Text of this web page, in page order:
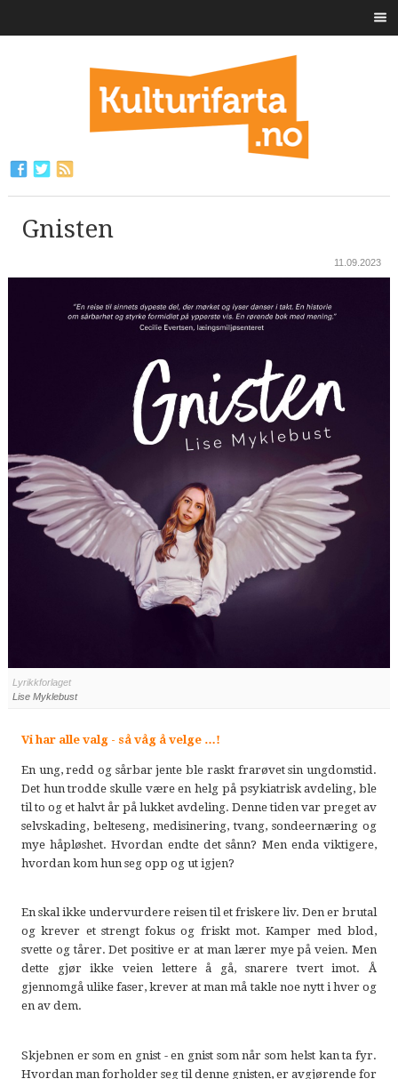
Gnisten
11.09.2023
Lyrikkforlaget
Lise Myklebust
Vi har alle valg - så våg å velge …!
En ung, redd og sårbar jente ble raskt frarøvet sin ungdomstid.
Det hun trodde skulle være en helg på psykiatrisk avdeling, ble
til to og et halvt år på lukket avdeling. Denne tiden var preget av
selvskading, belteseng, medisinering, tvang, sondeernæring og
mye håpløshet. Hvordan endte det sånn? Men enda viktigere,
hvordan kom hun seg opp og ut igjen?
En skal ikke undervurdere reisen til et friskere liv. Den er brutal
og krever et strengt fokus og friskt mot. Kamper med blod,
svette og tårer. Det positive er at man lærer mye på veien. Men
dette gjør ikke veien lettere å gå, snarere tvert imot. Å
gjennomgå ulike faser, krever at man må takle noe nytt i hver og
en av dem.
Skjebnen er som en gnist - en gnist som når som helst kan ta fyr.
Hvordan man forholder seg til denne gnisten, er avgjørende for